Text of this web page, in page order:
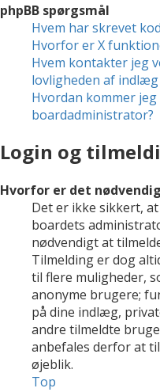
phpBB spørgsmål
Hvem har skrevet
Hvorfor er X
Hvem kontakter jeg
lovligheden af
Hvordan kommer
boardadministrator?
Login og
Hvorfor er det
Det er ikke sikkert,
boardets
nødvendigt at
Tilmelding er dog
til flere muligheder,
anonyme brugere;
på dine indlæg,
andre tilmeldte
anbefales derfor at
øjeblik.
Top